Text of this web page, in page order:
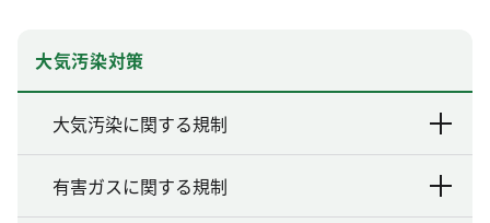
大気汚染対策
大気汚染に関する規制
有害ガスに関する規制